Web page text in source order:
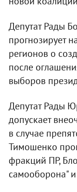
Депутат Рады
прогнозирует
регионов о
после
выборов
Депутат Рады
допускает
в случае
Тимошенко
фракций ПР,
самооборона"